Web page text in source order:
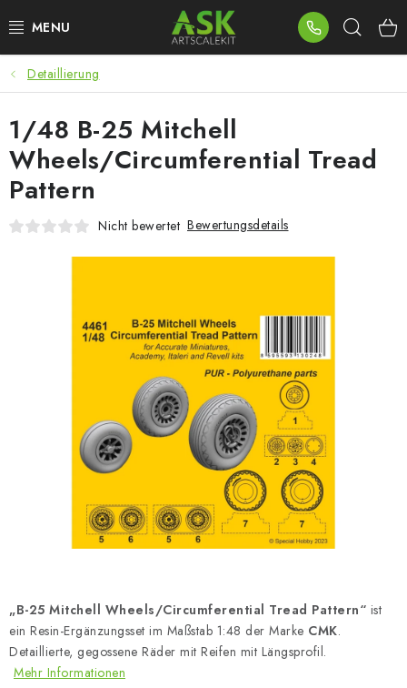
Inhalt
BLOG
SUMMER DAYS
WARHAMMER
ASK PRODUKTE
FARBEN & WERKZEUGE
PUBLIKATIONEN
SKY RIDERS COFFEE
VOUCHERS
Über uns Meine Bestellung
Kontakte
Versand und Bezahlung
Detaillierung
„B-25 Mitchell Wheels/Circumferential Tread Pattern“ ist
ein Resin-Ergänzungsset im Maßstab 1:48 der Marke CMK.
Detaillierte, gegossene Räder mit Reifen mit Längsprofil.
Mehr Informationen
1/48 B-25 Mitchell
Wheels/Circumferential Tread
Pattern
Nicht bewertet Bewertungsdetails